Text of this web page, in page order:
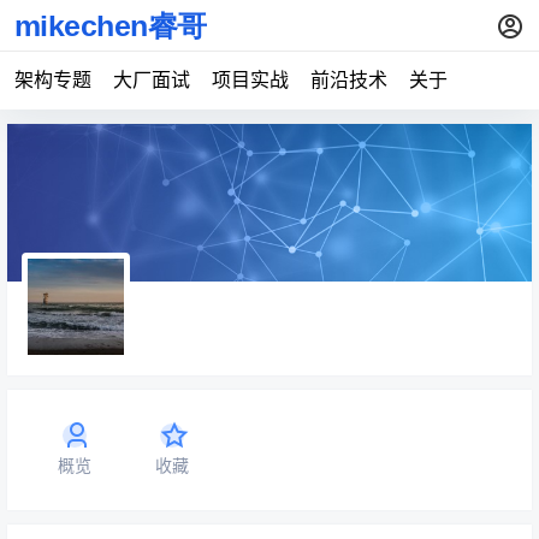
架构专题 大厂面试 项目实战 前沿技术 关于
概览 收藏